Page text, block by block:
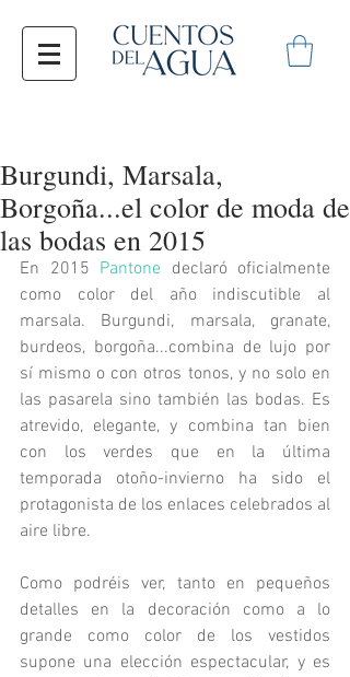
Burgundi, Marsala,
Borgoña...el color de moda de
las bodas en 2015
En 2015 Pantone declaró oficialmente
como color del año indiscutible al
marsala. Burgundi, marsala, granate,
burdeos, borgoña...combina de lujo por
sí mismo o con otros tonos, y no solo en
las pasarela sino también las bodas. Es
atrevido, elegante, y combina tan bien
con los verdes que en la última
temporada otoño-invierno ha sido el
protagonista de los enlaces celebrados al
aire libre.
Como podréis ver, tanto en pequeños
detalles en la decoración como a lo
grande como color de los vestidos
supone una elección espectacular, y es